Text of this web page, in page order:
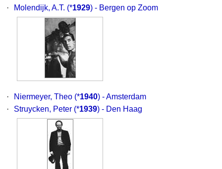
·
Molendijk, A.T. (*1929) - Bergen op Zoom
· Niermeyer, Theo (*1940) - Amsterdam
·
Struycken, Peter (*1939) - Den Haag